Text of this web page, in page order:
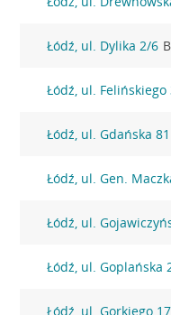
Łódź, ul. Dylika 2/6
Łódź, ul. Felińskiego
Łódź, ul. Gdańska 81
Łódź, ul. Gen.
Łódź, ul.
Łódź, ul. Goplańska
Łódź, ul. Gorkiego